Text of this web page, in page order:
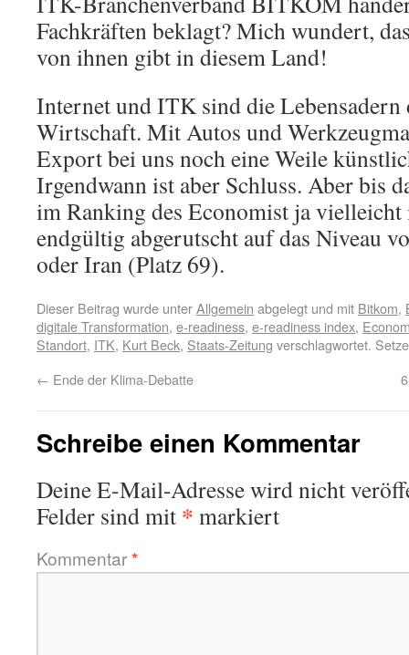
Fachkräften beklagt? Mich wundert,
von ihnen gibt in diesem Land!
Internet und ITK sind die
Wirtschaft. Mit Autos und
Export bei uns noch eine Weile
Irgendwann ist aber Schluss. Aber bis
im Ranking des Economist ja vielleicht
endgültig abgerutscht auf das Niveau
oder Iran (Platz 69).
Dieser Beitrag wurde unterAllgemein abgelegt und mit Bitkom,
digitale Transformation, e-readiness, e-readiness index,
Standort, ITK, Kurt Beck, Staats-Zeitung verschlagwortet.
← Ende der Klima-Debatte
Schreibe einen Kommentar
Deine E-Mail-Adresse wird nicht
Felder sind mit * markiert
Kommentar*